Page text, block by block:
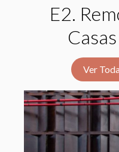
E2.
Ver